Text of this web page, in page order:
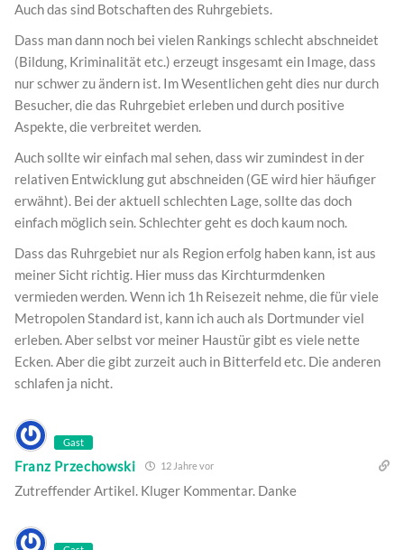
Auch das sind Botschaften des Ruhrgebiets.
Dass man dann noch bei vielen Rankings schlecht abschneidet
(Bildung, Kriminalität etc.) erzeugt insgesamt ein Image, dass
nur schwer zu ändern ist. Im Wesentlichen geht dies nur durch
Besucher, die das Ruhrgebiet erleben und durch positive
Aspekte, die verbreitet werden.
Auch sollte wir einfach mal sehen, dass wir zumindest in der
relativen Entwicklung gut abschneiden (GE wird hier häufiger
erwähnt). Bei der aktuell schlechten Lage, sollte das doch
einfach möglich sein. Schlechter geht es doch kaum noch.
Dass das Ruhrgebiet nur als Region erfolg haben kann, ist aus
meiner Sicht richtig. Hier muss das Kirchturmdenken
vermieden werden. Wenn ich 1h Reisezeit nehme, die für viele
Metropolen Standard ist, kann ich auch als Dortmunder viel
erleben. Aber selbst vor meiner Haustür gibt es viele nette
Ecken. Aber die gibt zurzeit auch in Bitterfeld etc. Die anderen
schlafen ja nicht.
Gast
Franz Przechowski 12 Jahre vor
Zutreffender Artikel. Kluger Kommentar. Danke